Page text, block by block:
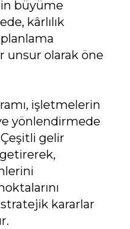
büyüme
kârlılık
unsur olarak öne
işletmelerin
yönlendirmede
gelir
getirerek,
kararlar